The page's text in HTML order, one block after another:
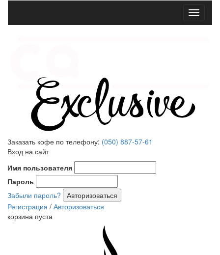
Меню
Заказать кофе по телефону: (050) 887-57-61
Вход на сайт
Имя пользователя
Пароль
Забыли пароль?
Регистрация / Авторизоваться
корзина пуста